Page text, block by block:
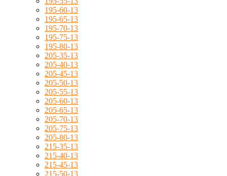
195-60-13
195-65-13
195-70-13
195-75-13
195-80-13
205-35-13
205-40-13
205-45-13
205-50-13
205-55-13
205-60-13
205-65-13
205-70-13
205-75-13
205-80-13
215-35-13
215-40-13
215-45-13
215-50-13